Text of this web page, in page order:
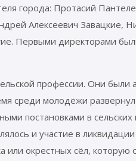
города: Протасий
Алексеевич Завацкие,
Первыми директорами
профессии. Они были
среди молодёжи
постановками в
и участие в
или окрестных сёл, которую